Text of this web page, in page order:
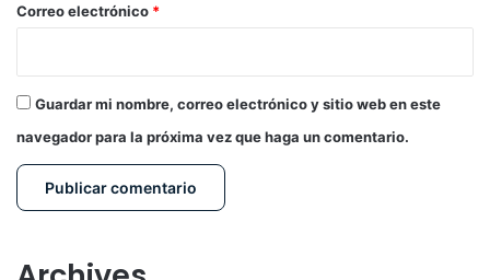
*
Correo electrónico *
Guardar mi nombre, correo electrónico y sitio web en este
navegador para la próxima vez que haga un comentario.